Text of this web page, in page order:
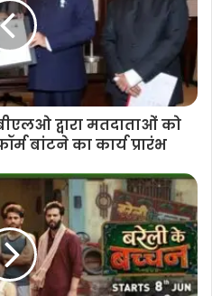
द्वारा मतदाताओं को
बांटने का कार्य प्रारंभ